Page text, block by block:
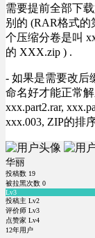
需要提前全部下
别的 (RAR格式的
个压缩分卷是叫
的 XXX.zip ) .
- 如果是需要改后
命名好才能正常
xxx.part2.rar,
xxx.003, ZIP的排
华丽
投稿数 19
被拉黑次数 0
Lv3
投稿主 Lv2
评价师 Lv3
点赞家 Lv4
12年用户